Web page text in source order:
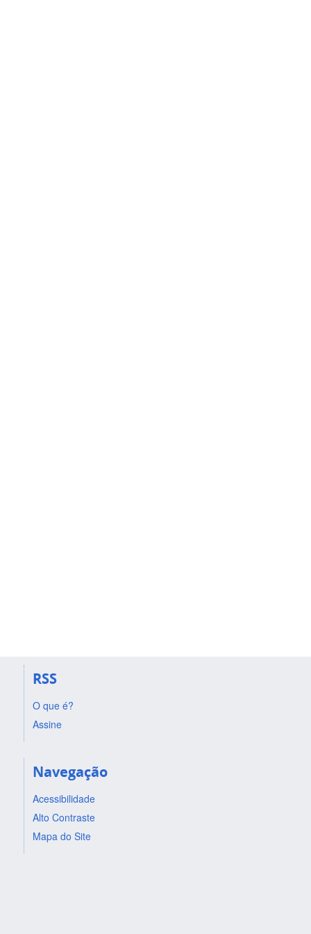
RSS
O que é?
Assine
Navegação
Acessibilidade
Alto Contraste
Mapa do Site